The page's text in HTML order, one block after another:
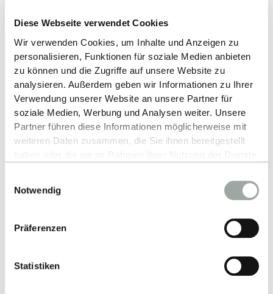
Diese Webseite verwendet Cookies
Wir verwenden Cookies, um Inhalte und Anzeigen zu
personalisieren, Funktionen für soziale Medien anbieten
zu können und die Zugriffe auf unsere Website zu
analysieren. Außerdem geben wir Informationen zu Ihrer
Verwendung unserer Website an unsere Partner für
soziale Medien, Werbung und Analysen weiter. Unsere
Partner führen diese Informationen möglicherweise mit
weiteren Daten zusammen, die Sie ihnen bereitgestellt
Alles zum Thema Cookies und personenbezogene
Datenverarbeitung entnehmen Sie unserer
Notwendig
Präferenzen
Statistiken
Vice-President for Teaching, Studies and Continuing
Education
Professor at School of Life Sciences
Key responsibilities: Studies, teaching, didactics, quality,
continuing education
"For us, the students are the focus. To this end, we are
jointly shaping the teaching of the future – with diversity in
studies, innovation and quality in teaching."